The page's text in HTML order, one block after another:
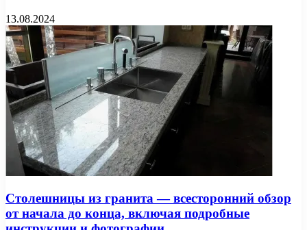
13.08.2024
Столешницы из гранита — всесторонний обзор
от начала до конца, включая подробные